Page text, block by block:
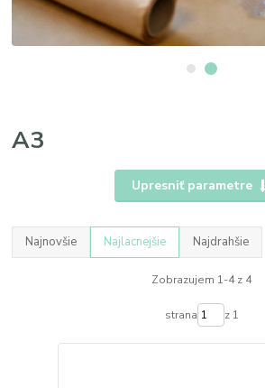
A3
Upresniť parametre
Najnovšie Najlacnejšie Najdrahšie
Zobrazujem 1-4 z 4
strana z 1